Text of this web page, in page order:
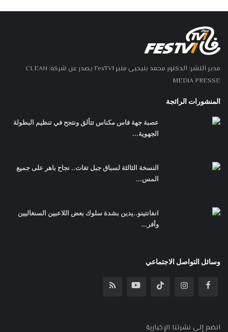
مدير النشر: الدكتور محمد بنيحيى منبر FesTV1 يصدر عن شركة: CLEAN
MEDIA PRESSE
المنشورات الرائجة
عصبة جهة فاس مكناس تتألق ونتجح في تنظيم البطولة
الجهوية...
النسخة الثالثة لسباق جبل تغات.. نجاح باهر على جميع
المس...
انفانتينو..يدين بشدة سلوك بعض اللاعبين السنغاليين
وأفر...
وسائل التواصل الاجتماعي
انضم إلى نشرتنا الإخبارية